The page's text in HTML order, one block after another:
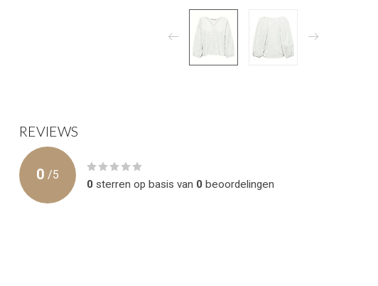
REVIEWS
0 /5
0 sterren op basis van 0 beoordelingen